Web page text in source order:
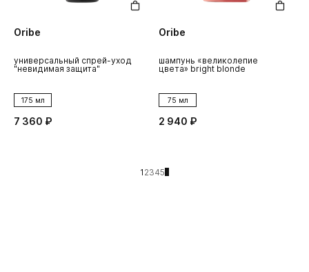
Oribe
универсальный спрей-уход
"невидимая защита"
175 мл
7 360 ₽
Oribe
шампунь «великолепие
цвета» bright blonde
75 мл
2 940 ₽
1 2345